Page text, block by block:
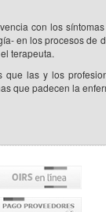
con los
en los procesos de
terapeuta.
que las y los
que padecen la